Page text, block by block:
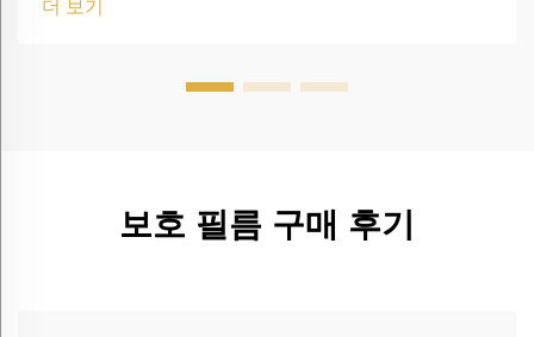
더 보기
보호 필름 구매 후기